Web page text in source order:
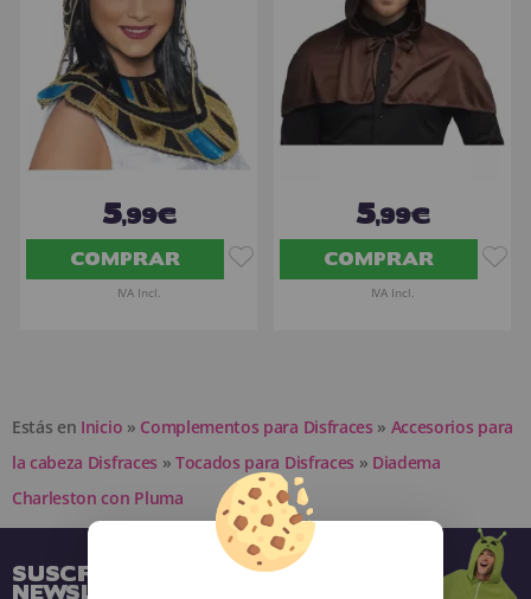
5,99€
COMPRAR
IVA Incl.
5,99€
COMPRAR
IVA Incl.
Estás en Inicio » Complementos para Disfraces » Accesorios para
la cabeza Disfraces » Tocados para Disfraces » Diadema
Charleston con Pluma
SUSCRÍBETE A NUESTRA
NEWSLETTER